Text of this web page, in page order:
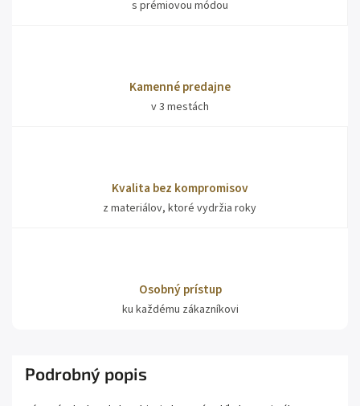
s prémiovou módou
Kamenné predajne
v 3 mestách
Kvalita bez kompromisov
z materiálov, ktoré vydržia roky
Osobný prístup
ku každému zákazníkovi
Podrobný popis